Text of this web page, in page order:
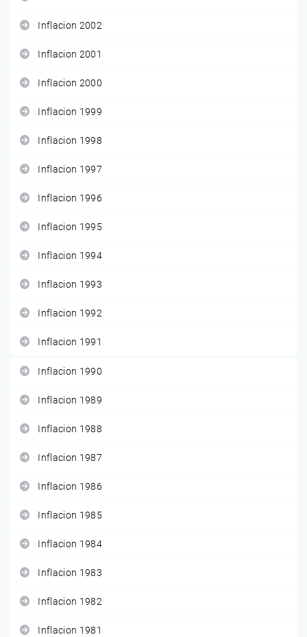
Inflacion 2002
Inflacion 2001
Inflacion 2000
Inflacion 1999
Inflacion 1998
Inflacion 1997
Inflacion 1996
Inflacion 1995
Inflacion 1994
Inflacion 1993
Inflacion 1992
Inflacion 1991
Inflacion 1990
Inflacion 1989
Inflacion 1988
Inflacion 1987
Inflacion 1986
Inflacion 1985
Inflacion 1984
Inflacion 1983
Inflacion 1982
Inflacion 1981